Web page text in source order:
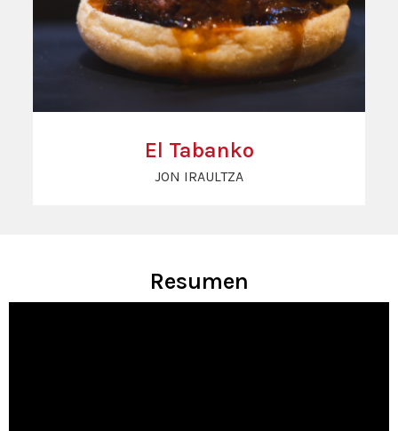
El Tabanko
JON IRAULTZA
Resumen